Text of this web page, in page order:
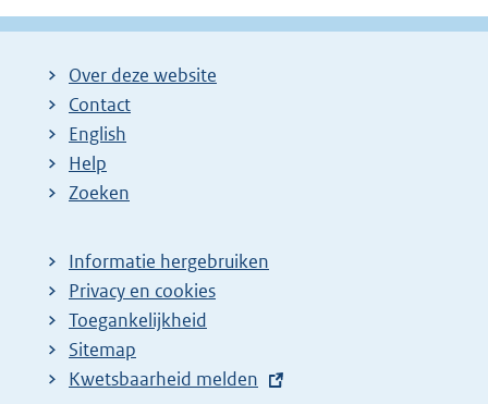
g
g
l
Over deze website
Contact
English
Help
Zoeken
Informatie hergebruiken
Privacy en cookies
Toegankelijkheid
Sitemap
E
Kwetsbaarheid melden